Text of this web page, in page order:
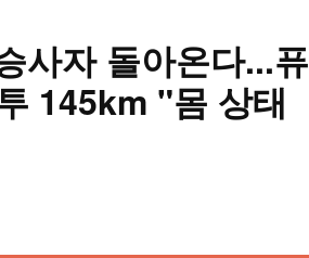
사자 돌아온다...퓨
145km "몸 상태